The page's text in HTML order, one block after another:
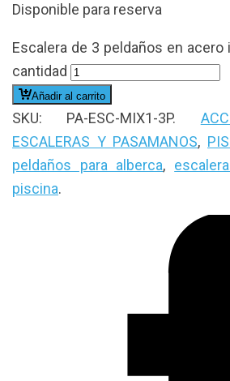
Disponible para reserva
Escalera de 3 peldaños en acero
cantidad
Añadir al carrito
SKU: PA-ESC-MIX1-3P.
ESCALERAS Y PASAMANOS,
peldaños para alberca,
piscina.